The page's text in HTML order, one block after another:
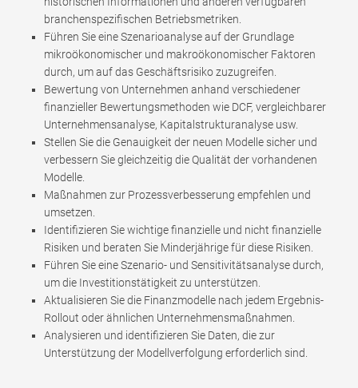
branchenspezifischen Betriebsmetriken.
Führen Sie eine Szenarioanalyse auf der Grundlage
mikroökonomischer und makroökonomischer Faktoren
durch, um auf das Geschäftsrisiko zuzugreifen.
Bewertung von Unternehmen anhand verschiedener
finanzieller Bewertungsmethoden wie DCF, vergleichbarer
Unternehmensanalyse, Kapitalstrukturanalyse usw.
Stellen Sie die Genauigkeit der neuen Modelle sicher und
verbessern Sie gleichzeitig die Qualität der vorhandenen
Modelle.
Maßnahmen zur Prozessverbesserung empfehlen und
umsetzen.
Identifizieren Sie wichtige finanzielle und nicht finanzielle
Risiken und beraten Sie Minderjährige für diese Risiken.
Führen Sie eine Szenario- und Sensitivitätsanalyse durch,
um die Investitionstätigkeit zu unterstützen.
Aktualisieren Sie die Finanzmodelle nach jedem Ergebnis-
Rollout oder ähnlichen Unternehmensmaßnahmen.
Analysieren und identifizieren Sie Daten, die zur
Unterstützung der Modellverfolgung erforderlich sind.